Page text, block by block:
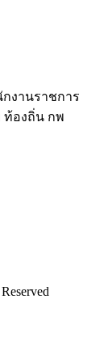
งานราชการ
ท้องถิ่น กพ